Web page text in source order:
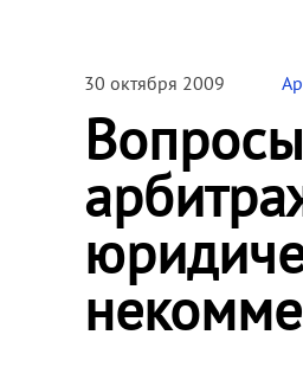
30 октября 2009